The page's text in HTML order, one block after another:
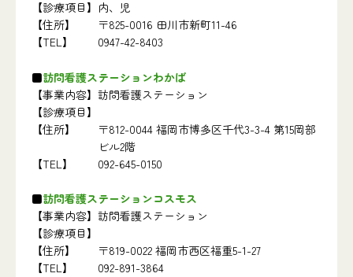
【診療項目】 内、児
【住所】
〒825-0016 田川市新町11-46
【TEL】
0947-42-8403
訪問看護ステーションわかば
【事業内容】 訪問看護ステーション
【診療項目】
【住所】
〒812-0044 福岡市博多区千代3-3-4 第15岡部
ビル2階
【TEL】
092-645-0150
訪問看護ステーションコスモス
【事業内容】 訪問看護ステーション
【診療項目】
【住所】
〒819-0022 福岡市西区福重5-1-27
【TEL】
092-891-3864